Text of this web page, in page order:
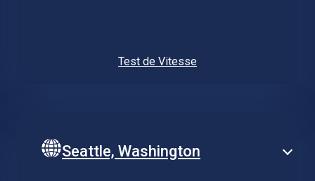
Test de Vitesse
Seattle, Washington